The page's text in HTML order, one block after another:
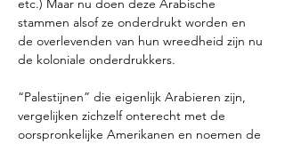
etc.) Maar nu doen deze Arabische
stammen alsof ze onderdrukt worden en
de overlevenden van hun wreedheid zijn nu
de koloniale onderdrukkers.
“Palestijnen” die eigenlijk Arabieren zijn,
vergelijken zichzelf onterecht met de
oorspronkelijke Amerikanen en noemen de